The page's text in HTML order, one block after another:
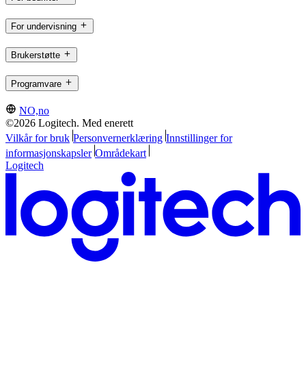
For undervisning
Brukerstøtte
Programvare
NO,no
©2026 Logitech. Med enerett
Vilkår for bruk Personvernerklæring Innstillinger for
informasjonskapsler Områdekart
Logitech